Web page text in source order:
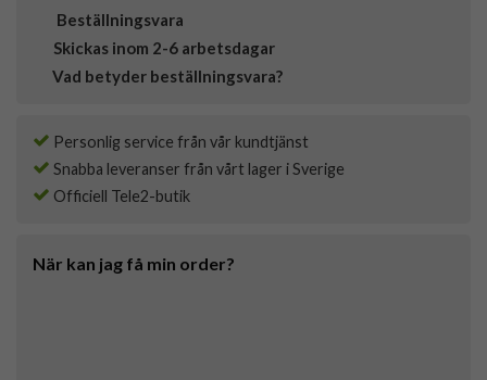
Beställningsvara
Skickas inom 2-6 arbetsdagar
Vad betyder beställningsvara?
Personlig service från vår kundtjänst
Snabba leveranser från vårt lager i Sverige
Officiell Tele2-butik
När kan jag få min order?